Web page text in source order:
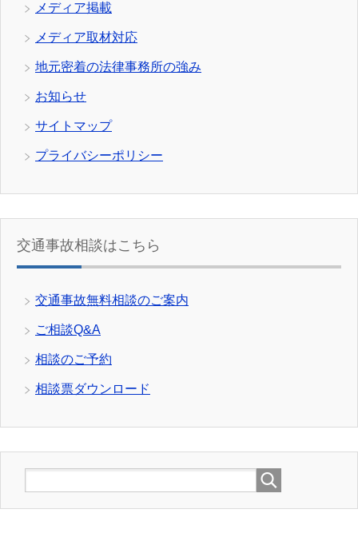
メディア掲載
メディア取材対応
地元密着の法律事務所の強み
お知らせ
サイトマップ
プライバシーポリシー
交通事故相談はこちら
交通事故無料相談のご案内
ご相談Q&A
相談のご予約
相談票ダウンロード